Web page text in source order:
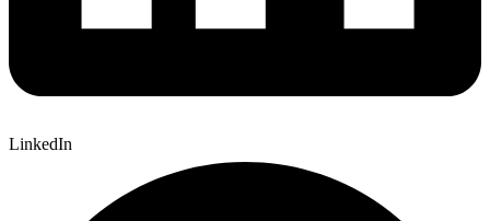
LinkedIn